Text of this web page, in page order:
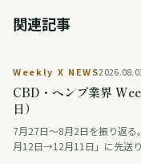
関連記事
Weekly X NEWS
CBD・ヘンプ業界
日）
7月27日〜8月2日を振り返る
月12日→12月11日」に先送